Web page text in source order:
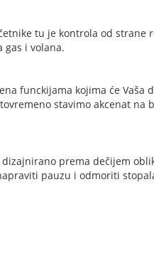
tu je kontrola od
gas i volana.
funckijama kojima će Vaša
stavimo akcenat na
prema dečijem
pauzu i odmoriti